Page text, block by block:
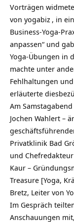
Vorträgen
von yogabiz , in
Business-Yoga-
anpassen“ und
Yoga-Übungen in
machte unter
Fehlhaltungen
erläuterte
Am
Jochen Wahlert –
Privatklinik Bad
und Chefredakteur
Kaur –
Treasure [Yoga,
Bretz, Leiter von
Im Gespräch
Anschauungen